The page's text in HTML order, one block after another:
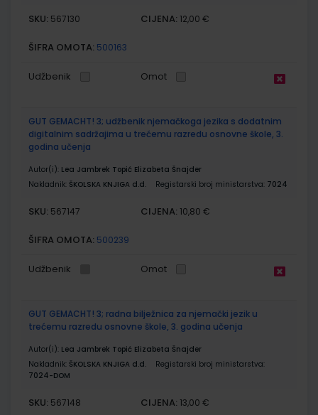
SKU: 567130 CIJENA: 12,00 €
ŠIFRA OMOTA: 500163
Udžbenik Omot
GUT GEMACHT! 3; udžbenik njemačkoga jezika s dodatnim
digitalnim sadržajima u trećemu razredu osnovne škole, 3.
godina učenja
Autor(i): Lea Jambrek Topić Elizabeta Šnajder
Nakladnik: ŠKOLSKA KNJIGA d.d. Registarski broj ministarstva: 7024
SKU: 567147 CIJENA: 10,80 €
ŠIFRA OMOTA: 500239
Udžbenik Omot
GUT GEMACHT! 3; radna bilježnica za njemački jezik u
trećemu razredu osnovne škole, 3. godina učenja
Autor(i): Lea Jambrek Topić Elizabeta Šnajder
Nakladnik: ŠKOLSKA KNJIGA d.d.
Registarski broj ministarstva:
7024-DOM
SKU: 567148 CIJENA: 13,00 €